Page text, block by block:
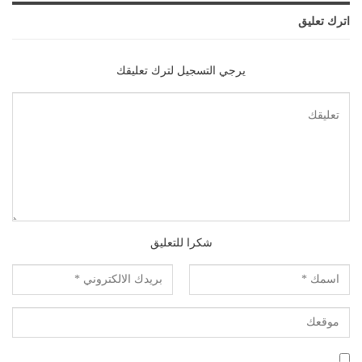
اترك تعليق
يرجي التسجيل لترك تعليقك
شكرا للتعليق